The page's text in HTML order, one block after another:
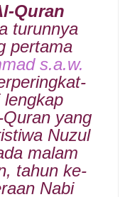
Quran
turunnya
pertama
s.a.w.
lengkap
yang
Nuzul
malam
tahun ke-
Nabi